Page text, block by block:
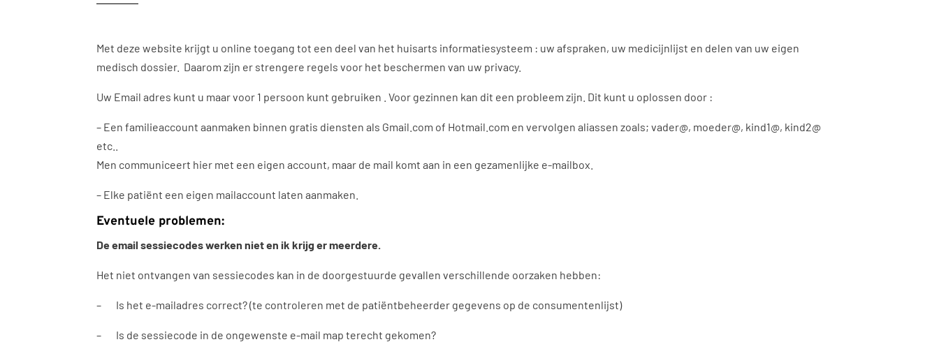
Met deze website krijgt u online toegang tot een deel van het huisarts informatiesysteem : uw afspraken, uw medicijnlijst en delen van uw eigen
medisch dossier. Daarom zijn er strengere regels voor het beschermen van uw privacy.
Uw Email adres kunt u maar voor 1 persoon kunt gebruiken . Voor gezinnen kan dit een probleem zijn. Dit kunt u oplossen door :
– Een familieaccount aanmaken binnen gratis diensten als Gmail.com of Hotmail.com en vervolgen aliassen zoals; vader@, moeder@, kind1@, kind2@
etc..
Men communiceert hier met een eigen account, maar de mail komt aan in een gezamenlijke e-mailbox.
– Elke patiënt een eigen mailaccount laten aanmaken.
Eventuele problemen:
De email sessiecodes werken niet en ik krijg er meerdere.
Het niet ontvangen van sessiecodes kan in de doorgestuurde gevallen verschillende oorzaken hebben:
– Is het e-mailadres correct? (te controleren met de patiëntbeheerder gegevens op de consumentenlijst)
– Is de sessiecode in de ongewenste e-mail map terecht gekomen?